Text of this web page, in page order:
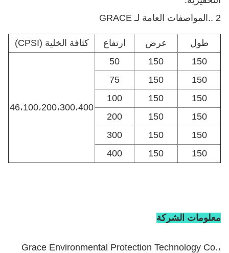
2 ..
المواصفات العامة لـ GRACE
طول عرض ارتفاع
كثافة الخلية (CPSI)
150
150
50
46،100،200،300،400
150
150
75
150
150
100
150
150
200
150
150
300
150
150
400
معلومات الشركة
Grace Environmental Protection Technology Co.،